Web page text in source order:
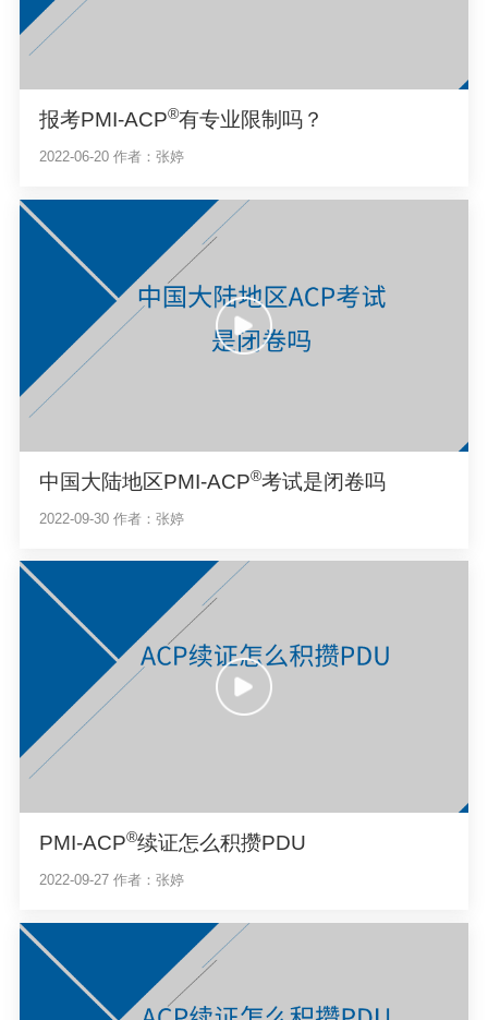
报考PMI-ACP®有专业限制吗？
2022-06-20 作者：张婷
中国大陆地区PMI-ACP®考试是闭卷吗
2022-09-30 作者：张婷
PMI-ACP®续证怎么积攒PDU
2022-09-27 作者：张婷